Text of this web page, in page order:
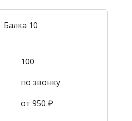
Балка 10
100
по звонку
от 950 ₽